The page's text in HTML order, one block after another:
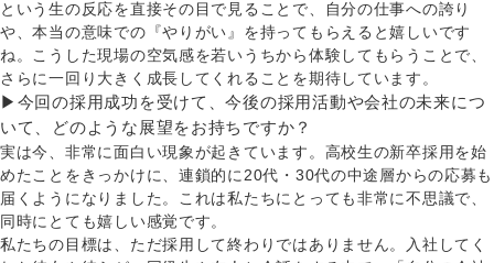
という生の反応を直接その目で見ることで、自分の仕事への誇り
や、本当の意味での『やりがい』を持ってもらえると嬉しいです
ね。こうした現場の空気感を若いうちから体験してもらうことで、
さらに一回り大きく成長してくれることを期待しています。
▶今回の採用成功を受けて、今後の採用活動や会社の未来につ
いて、どのような展望をお持ちですか？
実は今、非常に面白い現象が起きています。高校生の新卒採用を始
めたことをきっかけに、連鎖的に20代・30代の中途層からの応募も
届くようになりました。これは私たちにとっても非常に不思議で、
同時にとても嬉しい感覚です。
私たちの目標は、ただ採用して終わりではありません。入社してく